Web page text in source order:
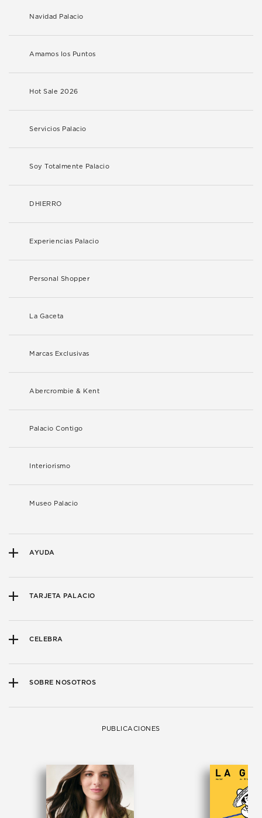
Navidad Palacio
Amamos los Puntos
Hot Sale 2026
Servicios Palacio
Soy Totalmente Palacio
DHIERRO
Experiencias Palacio
Personal Shopper
La Gaceta
Marcas Exclusivas
Abercrombie & Kent
Palacio Contigo
Interiorismo
Museo Palacio
AYUDA
TARJETA PALACIO
CELEBRA
SOBRE NOSOTROS
PUBLICACIONES